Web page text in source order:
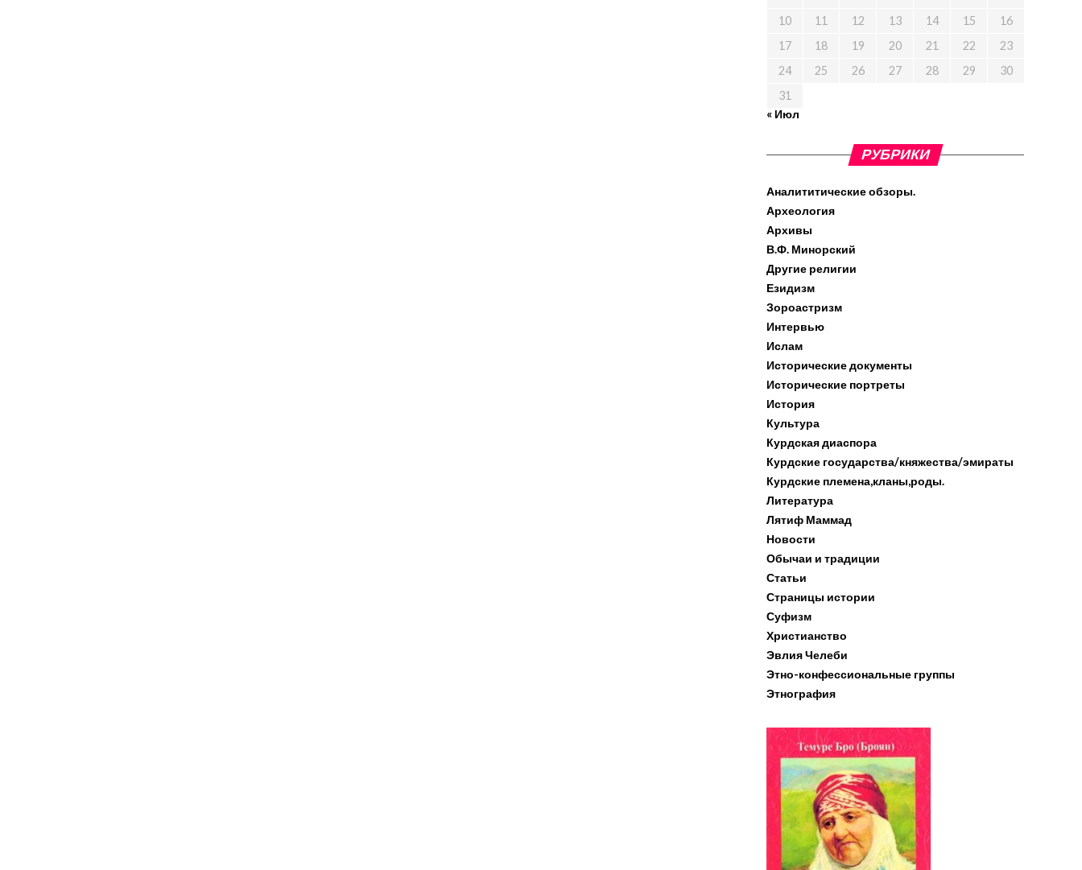
10
11 12 13 14 15
16
17
18 19 20 21 22
23
24
25 26 27 28 29
30
31
« Июл
РУБРИКИ
Аналититические обзоры.
Археология
Архивы
В.Ф. Минорский
Другие религии
Езидизм
Зороастризм
Интервью
Ислам
Исторические документы
Исторические портреты
История
Культура
Курдская диаспора
Курдские государства/княжества/эмираты
Курдские племена,кланы,роды.
Литература
Лятиф Маммад
Новости
Обычаи и традиции
Статьи
Страницы истории
Суфизм
Христианство
Эвлия Челеби
Этно-конфессиональные группы
Этнография